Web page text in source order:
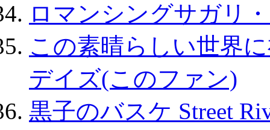
ロマンシングサガリ
この素晴らしい世界
デイズ(このファン)
黒子のバスケ Street